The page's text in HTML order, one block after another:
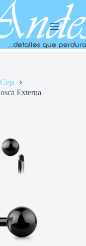
Ceja
Externa